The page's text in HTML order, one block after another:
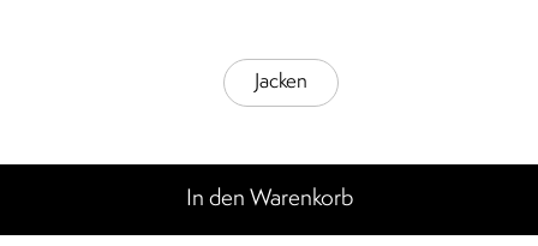
Jacken
In den Warenkorb